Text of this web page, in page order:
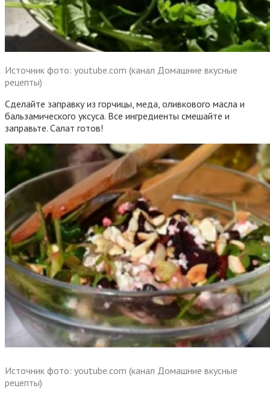
Источник фото: youtube.com (канал Домашние вкусные
рецепты)
Сделайте заправку из горчицы, меда, оливкового масла и
бальзамического уксуса. Все ингредиенты смешайте и
заправьте. Салат готов!
Источник фото: youtube.com (канал Домашние вкусные
рецепты)